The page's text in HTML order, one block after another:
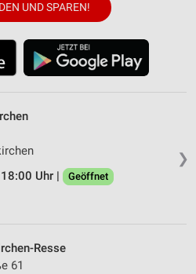
UND SPAREN!
❯
Uhr |
Geöffnet
Resse
61